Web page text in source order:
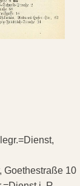
Goethestraße 10